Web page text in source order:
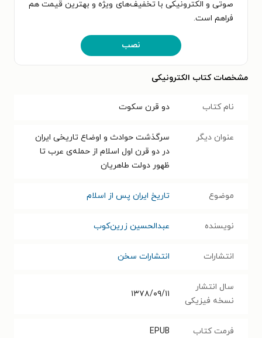
صوتی و الکترونیکی با تخفیف‌های ویژه و بهترین قیمت هم
فراهم است.
نصب
مشخصات کتاب الکترونیکی
نام کتاب دو قرن سکوت
عنوان دیگر
سرگذشت حوادث و اوضاع تاریخی ایران
در دو قرن اول اسلام از حمله‌ی عرب تا
ظهور دولت طاهریان
موضوع تاریخ ایران پس از اسلام
نویسنده عبدالحسین زرین‌کوب
انتشارات انتشارات سخن
سال انتشار
نسخه فیزیکی
۱۳۷۸/۰۹/۱۱
فرمت کتاب EPUB